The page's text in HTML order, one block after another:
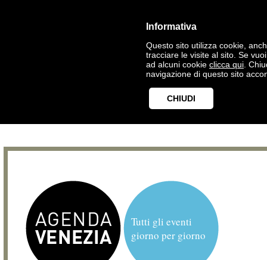
Informativa
Questo sito utilizza cookie,
tracciare le visite al sito. Se
ad alcuni cookie clicca qui .
navigazione di questo sito
CHIUDI
Tutti gli eventi
giorno per giorno